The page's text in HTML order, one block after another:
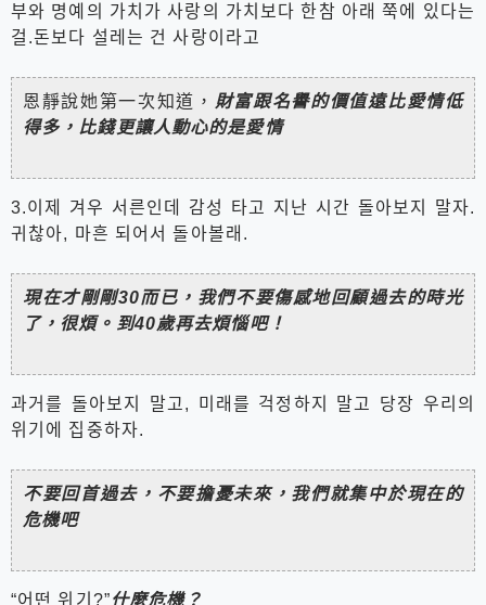
부와 명예의 가치가 사랑의 가치보다 한참 아래 쭉에 있다는
걸.돈보다 설레는 건 사랑이라고
恩靜說她第一次知道， 財富跟名譽的價值遠比愛情低
得多，比錢更讓人動心的是愛情
3.이제 겨우 서른인데 감성 타고 지난 시간 돌아보지 말자.
귀찮아, 마흔 되어서 돌아볼래.
現在才剛剛30而已，我們不要傷感地回顧過去的時光
了，很煩。到40歲再去煩惱吧！
과거를 돌아보지 말고, 미래를 걱정하지 말고 당장 우리의
위기에 집중하자.
不要回首過去，不要擔憂未來，我們就集中於現在的
危機吧
“어떤 위기?”什麼危機？